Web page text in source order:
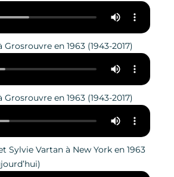
en 1963 (1943-2017)
en 1963 (1943-2017)
Sylvie Vartan à New York en 1963